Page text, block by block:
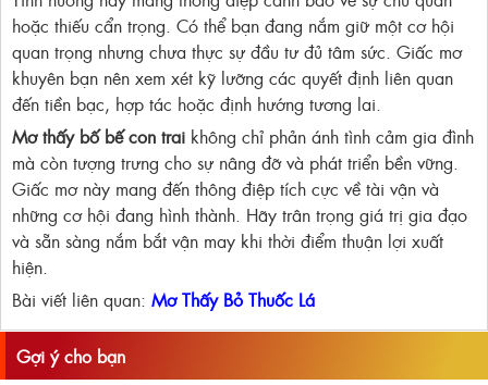
hoặc thiếu cẩn trọng. Có thể bạn đang nắm giữ một cơ hội
quan trọng nhưng chưa thực sự đầu tư đủ tâm sức. Giấc mơ
khuyên bạn nên xem xét kỹ lưỡng các quyết định liên quan
đến tiền bạc, hợp tác hoặc định hướng tương lai.
Mơ thấy bố bế con trai không chỉ phản ánh tình cảm gia đình
mà còn tượng trưng cho sự nâng đỡ và phát triển bền vững.
Giấc mơ này mang đến thông điệp tích cực về tài vận và
những cơ hội đang hình thành. Hãy trân trọng giá trị gia đạo
và sẵn sàng nắm bắt vận may khi thời điểm thuận lợi xuất
hiện.
Bài viết liên quan: Mơ Thấy Bỏ Thuốc Lá
Gợi ý cho bạn